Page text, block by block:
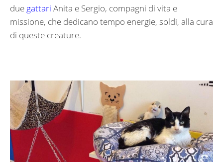
due gattari Anita e Sergio, compagni di vita e
missione, che dedicano tempo energie, soldi, alla cura
di queste creature.